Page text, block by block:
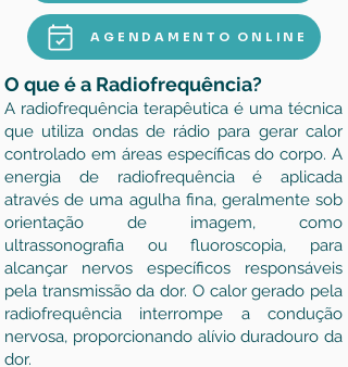
AGENDAMENTO ONLINE
O que é a Radiofrequência?
A radiofrequência terapêutica é uma técnica
que utiliza ondas de rádio para gerar calor
controlado em áreas específicas do corpo. A
energia de radiofrequência é aplicada
através de uma agulha fina, geralmente sob
orientação de imagem, como
ultrassonografia ou fluoroscopia, para
alcançar nervos específicos responsáveis
pela transmissão da dor. O calor gerado pela
radiofrequência interrompe a condução
nervosa, proporcionando alívio duradouro da
dor.